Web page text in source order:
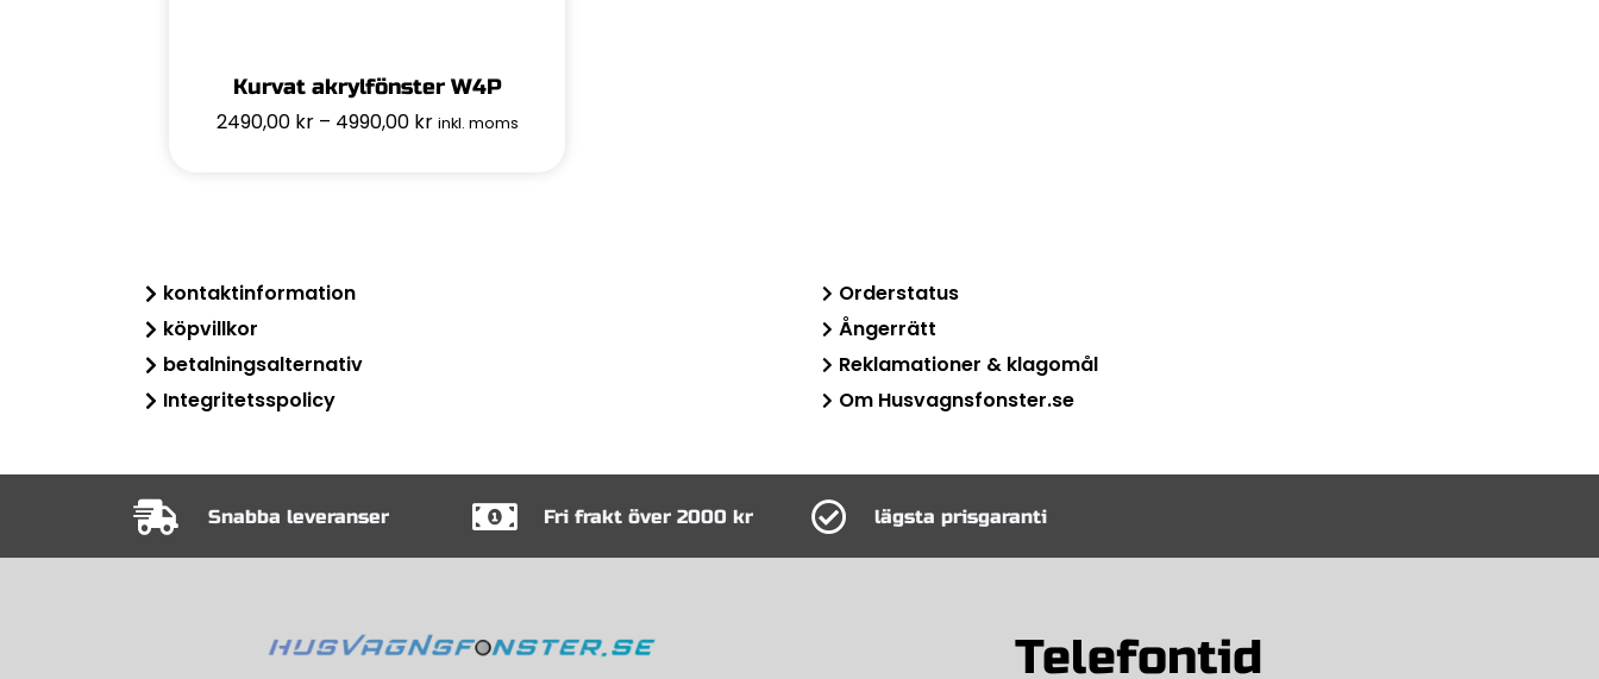
Kurvat akrylfönster W4P
2490,00 kr– 4990,00 kr inkl. moms
kontaktinformation
köpvillkor
betalningsalternativ
Integritetsspolicy
Orderstatus
Ångerrätt
Reklamationer & klagomål
Om Husvagnsfonster.se
Snabba leveranser Fri frakt över 2000 kr lägsta prisgaranti
Telefontid